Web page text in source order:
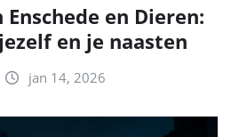
en Dieren:
en je naasten
jan 14, 2026